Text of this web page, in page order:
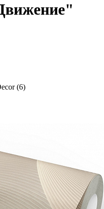
(6)